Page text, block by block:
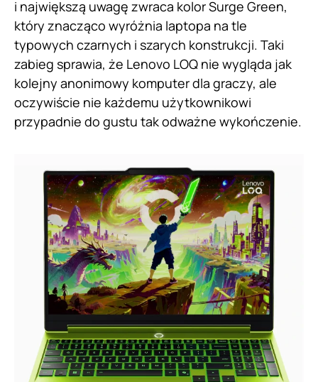
i największą uwagę zwraca kolor Surge Green,
który znacząco wyróżnia laptopa na tle
typowych czarnych i szarych konstrukcji. Taki
zabieg sprawia, że Lenovo LOQ nie wygląda jak
kolejny anonimowy komputer dla graczy, ale
oczywiście nie każdemu użytkownikowi
przypadnie do gustu tak odważne wykończenie.